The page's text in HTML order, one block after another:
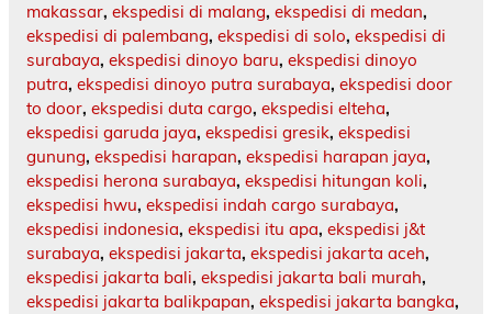
makassar, ekspedisi di malang, ekspedisi di medan,
ekspedisi di palembang, ekspedisi di solo, ekspedisi di
surabaya, ekspedisi dinoyo baru, ekspedisi dinoyo
putra, ekspedisi dinoyo putra surabaya, ekspedisi door
to door, ekspedisi duta cargo, ekspedisi elteha,
ekspedisi garuda jaya, ekspedisi gresik, ekspedisi
gunung, ekspedisi harapan, ekspedisi harapan jaya,
ekspedisi herona surabaya, ekspedisi hitungan koli,
ekspedisi hwu, ekspedisi indah cargo surabaya,
ekspedisi indonesia, ekspedisi itu apa, ekspedisi j&t
surabaya, ekspedisi jakarta, ekspedisi jakarta aceh,
ekspedisi jakarta bali, ekspedisi jakarta bali murah,
ekspedisi jakarta balikpapan, ekspedisi jakarta bangka,